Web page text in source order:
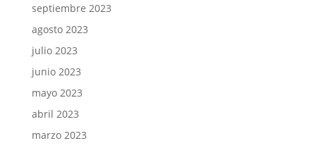
septiembre 2023
agosto 2023
julio 2023
junio 2023
mayo 2023
abril 2023
marzo 2023